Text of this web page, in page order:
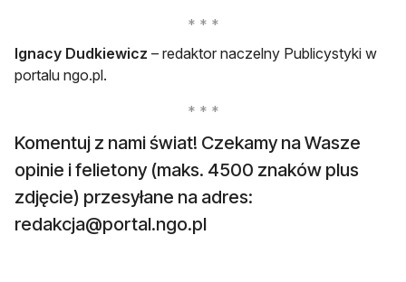
Ignacy Dudkiewicz – redaktor naczelny Publicystyki w
portalu ngo.pl.
Komentuj z nami świat! Czekamy na Wasze
opinie i felietony (maks. 4500 znaków plus
zdjęcie) przesyłane na adres:
redakcja@portal.ngo.pl